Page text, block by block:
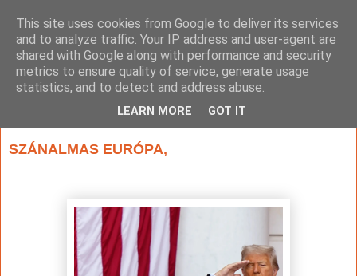
SZÁNALMAS EURÓPA,
This site uses cookies from Google to deliver its services
and to analyze traffic. Your IP address and user-agent are
shared with Google along with performance and security
metrics to ensure quality of service, generate usage
statistics, and to detect and address abuse.
LEARN MORE GOT IT